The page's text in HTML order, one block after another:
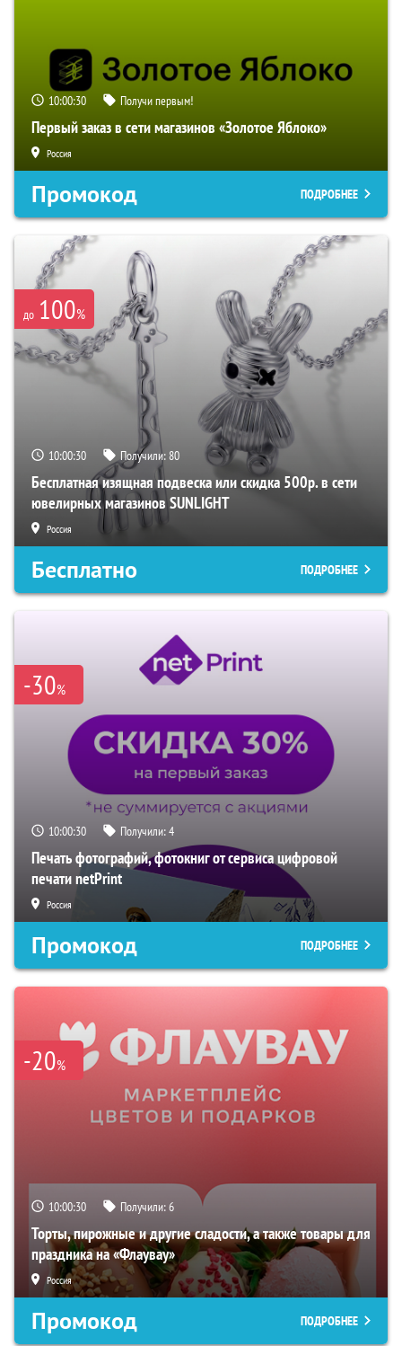
10:00:29 Получи первым!
Первый заказ в сети магазинов «Золотое Яблоко»
Россия
Промокод ПОДРОБНЕЕ
до 100%
10:00:29 Получили:80
Бесплатная изящная подвеска или скидка 500р. в сети
ювелирных магазинов SUNLIGHT
Россия
Бесплатно ПОДРОБНЕЕ
-30%
10:00:29 Получили:4
Печать фотографий, фотокниг от сервиса цифровой
печати netPrint
Россия
Промокод ПОДРОБНЕЕ
-20%
10:00:29 Получили:6
Торты, пирожные и другие сладости, а также товары для
праздника на «Флаувау»
Россия
Промокод ПОДРОБНЕЕ